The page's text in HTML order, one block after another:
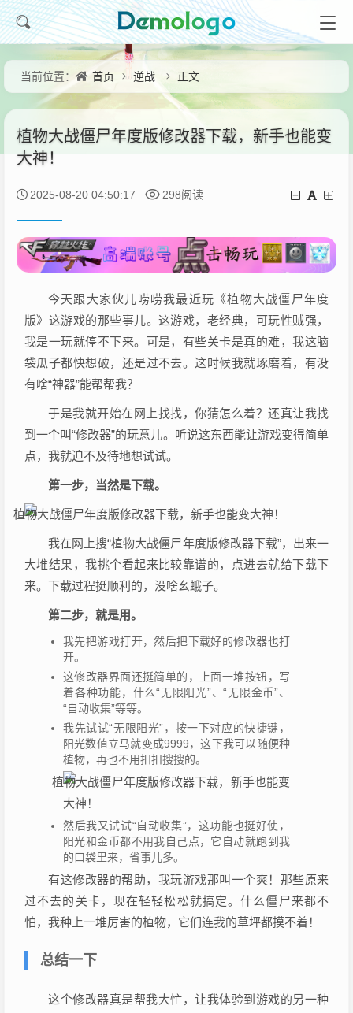
当前位置： 首页 逆战 正文
植物大战僵尸年度版修改器下载，新手也能变
大神！
2025-08-20 04:50:17 298阅读
今天跟大家伙儿唠唠我最近玩《植物大战僵尸年度
版》这游戏的那些事儿。这游戏，老经典，可玩性贼强，
我是一玩就停不下来。可是，有些关卡是真的难，我这脑
袋瓜子都快想破，还是过不去。这时候我就琢磨着，有没
有啥“神器”能帮帮我？
于是我就开始在网上找找，你猜怎么着？还真让我找
到一个叫“修改器”的玩意儿。听说这东西能让游戏变得简单
点，我就迫不及待地想试试。
第一步，当然是下载。
我在网上搜“植物大战僵尸年度版修改器下载”，出来一
大堆结果，我挑个看起来比较靠谱的，点进去就给下载下
来。下载过程挺顺利的，没啥幺蛾子。
第二步，就是用。
我先把游戏打开，然后把下载好的修改器也打
开。
这修改器界面还挺简单的，上面一堆按钮，写
着各种功能，什么“无限阳光”、“无限金币”、
“自动收集”等等。
我先试试“无限阳光”，按一下对应的快捷键，
阳光数值立马就变成9999，这下我可以随便种
植物，再也不用扣扣搜搜的。
然后我又试试“自动收集”，这功能也挺好使，
阳光和金币都不用我自己点，它自动就跑到我
的口袋里来，省事儿多。
有这修改器的帮助，我玩游戏那叫一个爽！那些原来
过不去的关卡，现在轻轻松松就搞定。什么僵尸来都不
怕，我种上一堆厉害的植物，它们连我的草坪都摸不着！
总结一下
这个修改器真是帮我大忙，让我体验到游戏的另一种